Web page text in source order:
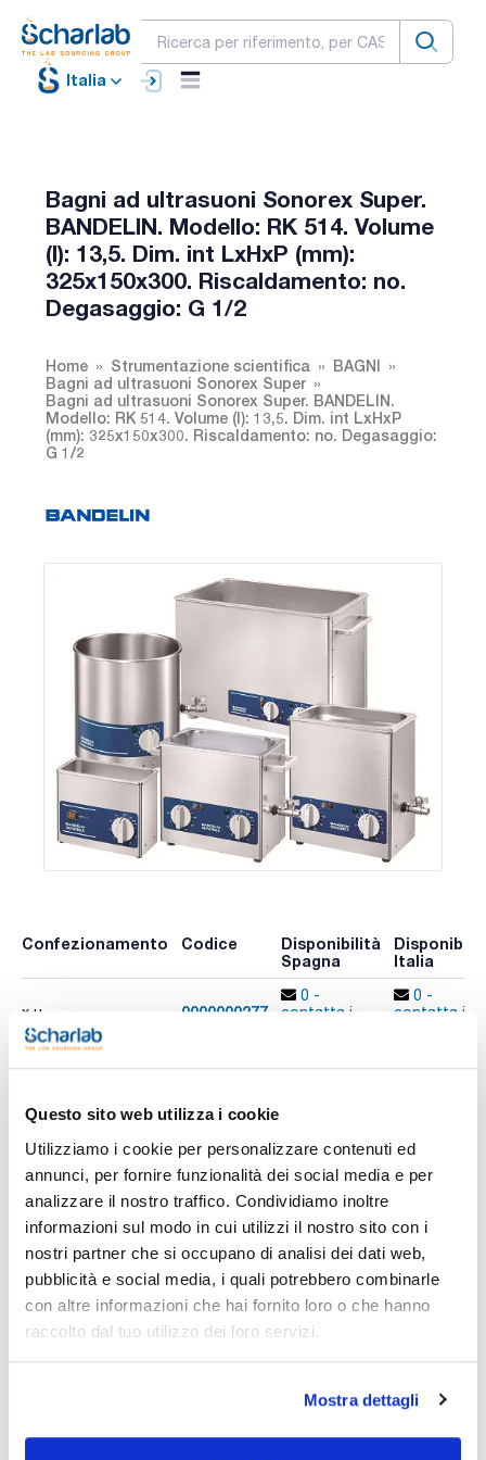
Questo sito web utilizza i cookie
Utilizziamo i cookie per personalizzare contenuti ed
annunci, per fornire funzionalità dei social media e per
analizzare il nostro traffico. Condividiamo inoltre
informazioni sul modo in cui utilizzi il nostro sito con i
nostri partner che si occupano di analisi dei dati web,
pubblicità e social media, i quali potrebbero combinarle
con altre informazioni che hai fornito loro o che hanno
raccolto dal tuo utilizzo dei loro servizi.
Mostra dettagli
Italia
Bagni ad ultrasuoni Sonorex Super.
BANDELIN. Modello: RK 514. Volume
(l): 13,5. Dim. int LxHxP (mm):
325x150x300. Riscaldamento: no.
Degasaggio: G 1/2
Home Strumentazione scientifica
BAGNI
Bagni ad ultrasuoni Sonorex Super
Bagni ad ultrasuoni Sonorex Super. BANDELIN.
Modello: RK 514. Volume (l): 13,5. Dim. int LxHxP
(mm): 325x150x300. Riscaldamento: no. Degasaggio:
G 1/2
Confezionamento Codice
Disponibilità
Spagna
Italia
x u. 0000000277
0 -
contatta i
0 -
contatta i
Caratteristiche
Modello : RK 514
Volume (l) : 13,5
Dim. esterne LxHxP (mm) : 355x305x325
Dimensioni interne LxHxP (mm) : 325x150x300
Potenza di riscaldamento (W) : -
Riscaldamento : No
Degasaggio : G 1/2
Conf. (unità) : 1
attraverso tutta la vasca. Energia concentrata senza irritanti
risultati riproducibili, indipendentemente dalle dimensioni del
Caratteristiche tecniche:
Vedi di più
Documentazione tecnica
Registrati per i download